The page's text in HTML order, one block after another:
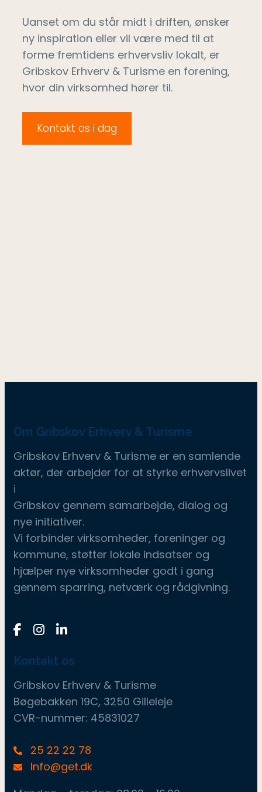
Uanset om du står midt i driften, ønsker
ny inspiration eller vil være med til at
forme fremtidens erhvervsliv lokalt, er
Gribskov Erhverv & Turisme en forening,
hvor din virksomhed hører til.
Kontakt os i dag
Om Gribskov Erhverv & Turisme
Gribskov Erhverv & Turisme er en samlende
aktør, der arbejder for at styrke erhvervslivet
i
Gribskov gennem samarbejde, dialog og
nye initiativer.
Vi forbinder virksomheder, foreninger og
kommune, støtter lokale indsatser og
hjælper nye virksomheder godt i gang
gennem sparring, netværk og rådgivning.
Kontakt os
Gribskov Erhverv & Turisme
Bøgebakken 19C, 3250 Gilleleje
CVR-nummer: 45831027
25 22 22 78
Info@get.dk